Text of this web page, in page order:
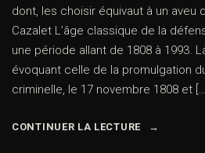
dont, les choisir équivaut à un aveu
Cazalet L’âge classique de la
une période allant de 1808 à 1993.
évoquant celle de la promulgation
criminelle, le 17 novembre 1808 et […]
CONTINUER LA LECTURE